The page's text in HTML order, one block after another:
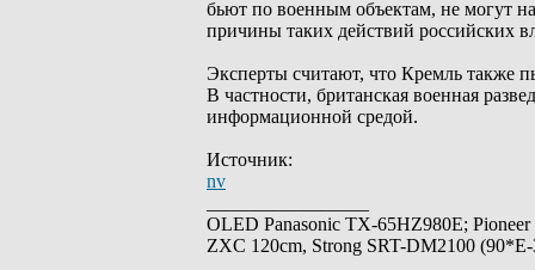
бьют по военным объектам, не могут
причины таких действий российских
Эксперты считают, что Кремль также
В частности, британская военная
информационной средой.
Источник:
nv
OLED Panasonic TX-65HZ980E;
ZXC 120cm, Strong SRT-DM2100